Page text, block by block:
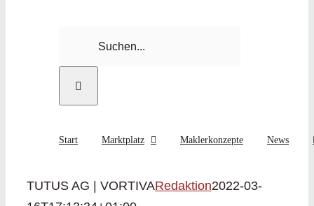
Start Marktplatz Maklerkonzepte News
TUTUS AG | VORTIVARedaktion2022-03-